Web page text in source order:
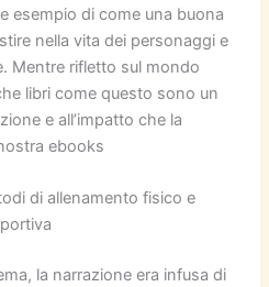
esempio di come una buona
nella vita dei personaggi e
Mentre rifletto sul mondo
libri come questo sono un
e all’impatto che la
ebooks
di allenamento fisico e
la narrazione era infusa di